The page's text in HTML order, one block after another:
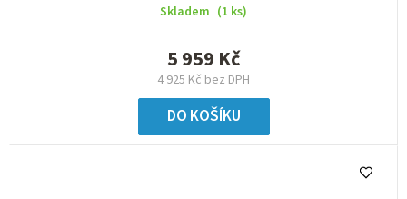
Skladem (1 ks)
4 925 Kč bez DPH
5 959 Kč
DO KOŠÍKU